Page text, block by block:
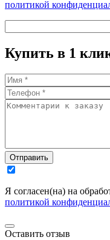
политикой
Купить в 1
Отправить
Я согласен(на) на
политикой
Оставить отзыв